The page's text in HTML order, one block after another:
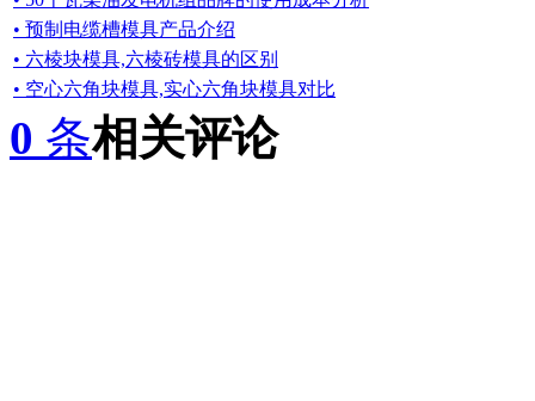
• 预制电缆槽模具产品介绍
• 六棱块模具,六棱砖模具的区别
• 空心六角块模具,实心六角块模具对比
0 条相关评论